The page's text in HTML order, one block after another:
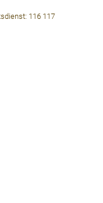
116 117